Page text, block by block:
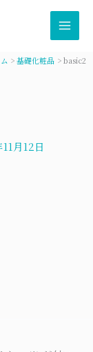
基礎化粧品 basic2
月12日